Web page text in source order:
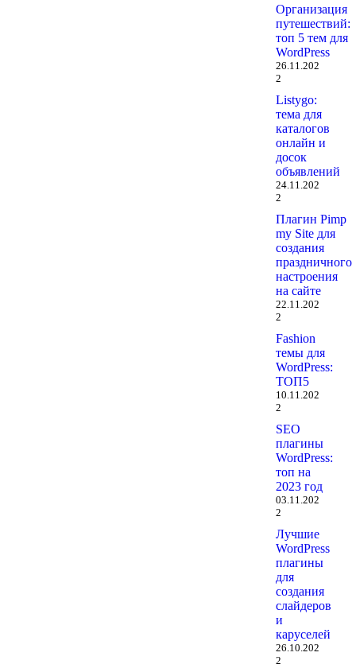
Организация
путешествий:
топ 5 тем для
WordPress
26.11.202
2
Listygo:
тема для
каталогов
онлайн и
досок
объявлений
24.11.202
2
Плагин Pimp
my Site для
создания
праздничного
настроения
на сайте
22.11.202
2
Fashion
темы для
WordPress:
ТОП5
10.11.202
2
SEO
плагины
WordPress:
топ на
2023 год
03.11.202
2
Лучшие
WordPress
плагины
для
создания
слайдеров
и
каруселей
26.10.202
2